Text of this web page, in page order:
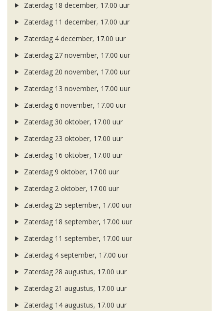
Zaterdag 18 december, 17.00 uur
Zaterdag 11 december, 17.00 uur
Zaterdag 4 december, 17.00 uur
Zaterdag 27 november, 17.00 uur
Zaterdag 20 november, 17.00 uur
Zaterdag 13 november, 17.00 uur
Zaterdag 6 november, 17.00 uur
Zaterdag 30 oktober, 17.00 uur
Zaterdag 23 oktober, 17.00 uur
Zaterdag 16 oktober, 17.00 uur
Zaterdag 9 oktober, 17.00 uur
Zaterdag 2 oktober, 17.00 uur
Zaterdag 25 september, 17.00 uur
Zaterdag 18 september, 17.00 uur
Zaterdag 11 september, 17.00 uur
Zaterdag 4 september, 17.00 uur
Zaterdag 28 augustus, 17.00 uur
Zaterdag 21 augustus, 17.00 uur
Zaterdag 14 augustus, 17.00 uur